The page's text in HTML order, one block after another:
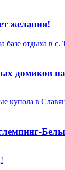
желания!
домиков